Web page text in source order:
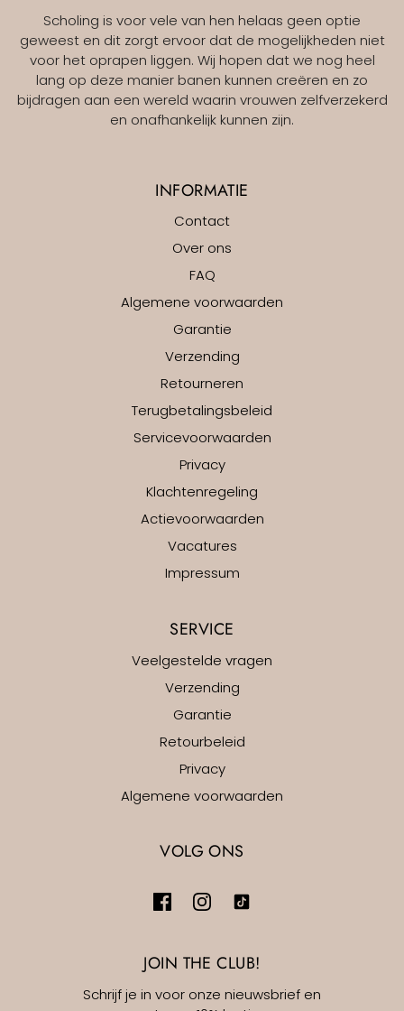
Scholing is voor vele van hen helaas geen optie
geweest en dit zorgt ervoor dat de mogelijkheden niet
voor het oprapen liggen. Wij hopen dat we nog heel
lang op deze manier banen kunnen creëren en zo
bijdragen aan een wereld waarin vrouwen zelfverzekerd
en onafhankelijk kunnen zijn.
INFORMATIE
Contact
Over ons
FAQ
Algemene voorwaarden
Garantie
Verzending
Retourneren
Terugbetalingsbeleid
Servicevoorwaarden
Privacy
Klachtenregeling
Actievoorwaarden
Vacatures
Impressum
SERVICE
Veelgestelde vragen
Verzending
Garantie
Retourbeleid
Privacy
Algemene voorwaarden
VOLG ONS
JOIN THE CLUB!
Schrijf je in voor onze nieuwsbrief en